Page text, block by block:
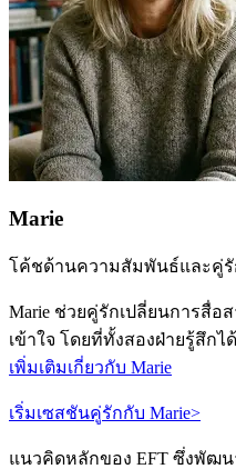
Marie
โค้ชด้านความสัมพันธ์และคู่รั
Marie ช่วยคู่รักเปลี่ยนการสื่อ
เข้าใจ โดยที่ทั้งสองฝ่ายรู้สึกไ
เพิ่มเติมเกี่ยวกับ Marie
เริ่มเซสชันคู่รักกับ Marie>
แนวคิดหลักของ EFT ซึ่งพัฒนา